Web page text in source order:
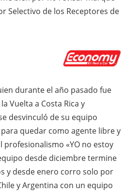
Selectivo de los Receptores de
durante el año pasado fue
Vuelta a Costa Rica y
desvinculó de su equipo
para quedar como agente libre y
profesionalismo «YO no estoy
desde diciembre termine
y desde enero corro solo por
y Argentina con un equipo